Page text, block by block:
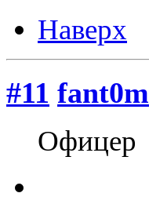
Наверх
#11 fant0m
Офицер